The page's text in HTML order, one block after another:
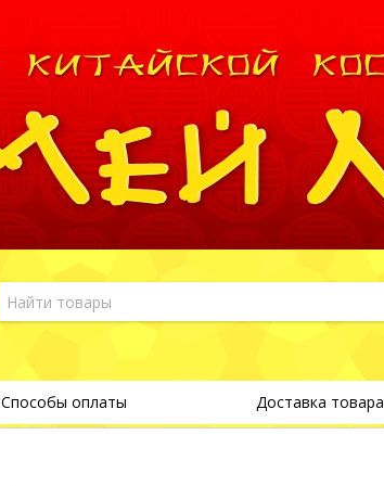
Способы оплаты Доставка товара